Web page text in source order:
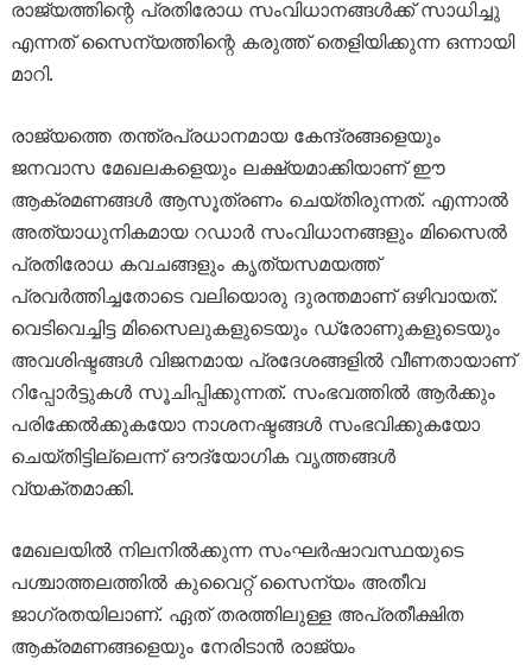
രാജ്യത്തിന്റെ പ്രതിരോധ സംവിധാനങ്ങൾക്ക് സാധിച്ചു
എന്നത് സൈന്യത്തിന്റെ കരുത്ത് തെളിയിക്കുന്ന ഒന്നായി
മാറി.
രാജ്യത്തെ തന്ത്രപ്രധാനമായ കേന്ദ്രങ്ങളെയും
ജനവാസ മേഖലകളെയും ലക്ഷ്യമാക്കിയാണ് ഈ
ആക്രമണങ്ങൾ ആസൂത്രണം ചെയ്തിരുന്നത്. എന്നാൽ
അത്യാധുനികമായ റഡാർ സംവിധാനങ്ങളും മിസൈൽ
പ്രതിരോധ കവചങ്ങളും കൃത്യസമയത്ത്
പ്രവർത്തിച്ചതോടെ വലിയൊരു ദുരന്തമാണ് ഒഴിവായത്.
വെടിവെച്ചിട്ട മിസൈലുകളുടെയും ഡ്രോണുകളുടെയും
അവശിഷ്ടങ്ങൾ വിജനമായ പ്രദേശങ്ങളിൽ വീണതായാണ്
റിപ്പോർട്ടുകൾ സൂചിപ്പിക്കുന്നത്. സംഭവത്തിൽ ആർക്കും
പരിക്കേൽക്കുകയോ നാശനഷ്ടങ്ങൾ സംഭവിക്കുകയോ
ചെയ്തിട്ടില്ലെന്ന് ഔദ്യോഗിക വൃത്തങ്ങൾ
വ്യക്തമാക്കി.
മേഖലയിൽ നിലനിൽക്കുന്ന സംഘർഷാവസ്ഥയുടെ
പശ്ചാത്തലത്തിൽ കുവൈറ്റ് സൈന്യം അതീവ
ജാഗ്രതയിലാണ്. ഏത് തരത്തിലുള്ള അപ്രതീക്ഷിത
ആക്രമണങ്ങളെയും നേരിടാൻ രാജ്യം